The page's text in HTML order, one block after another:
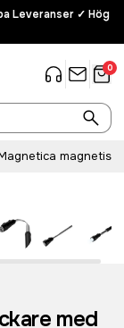
Leveranser ✓ Hög
0
magnetisk
med